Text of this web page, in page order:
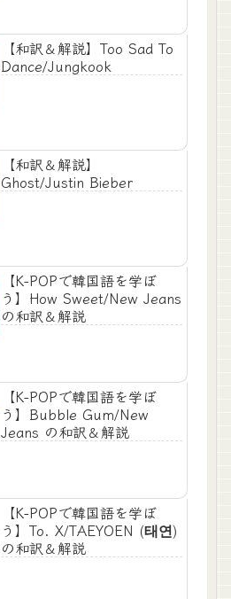
【和訳＆解説】Too Sad To
Dance/Jungkook
【和訳＆解説】
Ghost/Justin Bieber
【K-POPで韓国語を学ぼ
う】How Sweet/New Jeans
の和訳＆解説
【K-POPで韓国語を学ぼ
う】Bubble Gum/New
Jeans の和訳＆解説
【K-POPで韓国語を学ぼ
う】To. X/TAEYOEN (태연)
の和訳＆解説